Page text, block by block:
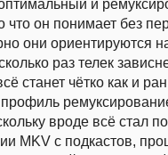
и
что он понимает без
они ориентируются
раз телек
станет чётко как и
вроде всё стал
MKV с подкастов,